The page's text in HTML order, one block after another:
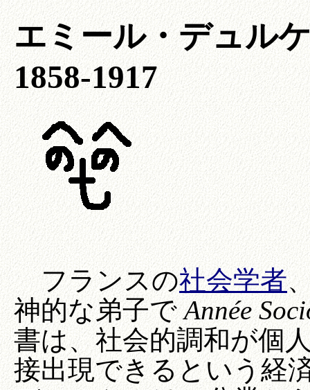
エミール・デュル
1858-1917
フランスの社会学者
神的な弟子でAnnée
書は、社会的調和が個
接出現できるという経